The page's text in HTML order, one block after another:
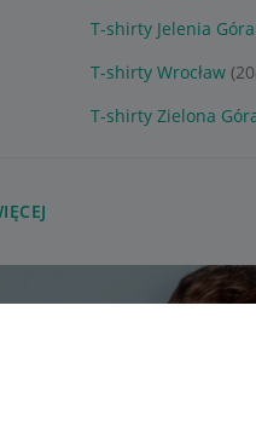
T-shirty Jelenia Góra
T-shirty Wrocław
T-shirty Zielona